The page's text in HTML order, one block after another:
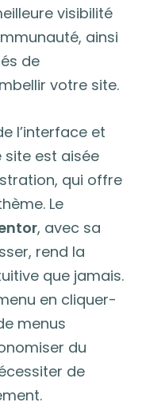
visibilité
ainsi
de
votre site.
l’interface et
site est aisée
qui offre
Le
, avec sa
rend la
que jamais.
en cliquer-
menus
du
de